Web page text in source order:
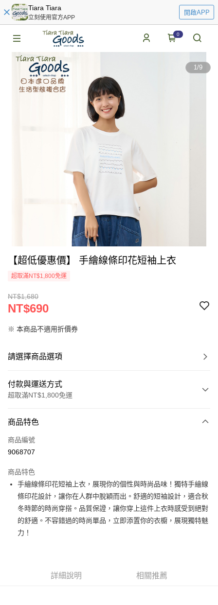
Tiara Tiara
立刻使用官方APP
開啟APP
0
1/9
【超低優惠價】 手繪線條印花短袖上衣
超取滿NT$1,800免運
NT$1,680
NT$690
※ 本商品不適用折價券
請選擇商品選項
付款與運送方式
超取滿NT$1,800免運
信用卡一次付款
超商取貨付款
Apple Pay
街口支付
悠遊付
Google Pay
AFTEE先享後付
商品特色
商品編號
9068707
商品特色
手繪線條印花短袖上衣，展現你的個性與時尚品味！獨特手繪線
條印花設計，讓你在人群中脫穎而出。舒適的短袖設計，適合秋
冬時節的時尚穿搭。品質保證，讓你穿上這件上衣時感受到絕對
的舒適。不容錯過的時尚單品，立即添置你的衣櫥，展現獨特魅
力！
詳細說明 相關推薦